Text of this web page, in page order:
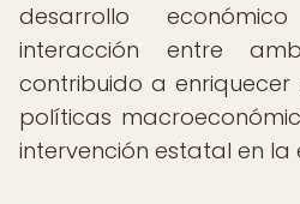
desarrollo
interacción entre
contribuido a
políticas
intervención estatal en la